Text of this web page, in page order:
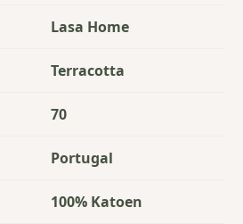
Lasa Home
Terracotta
70
Portugal
100% Katoen